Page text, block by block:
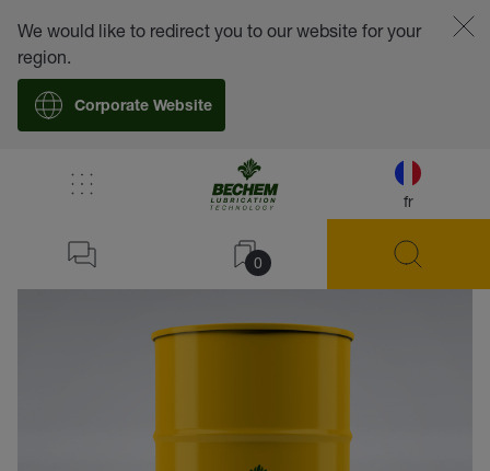
fr
0
We would like to redirect you to our website for your
region.
Corporate Website